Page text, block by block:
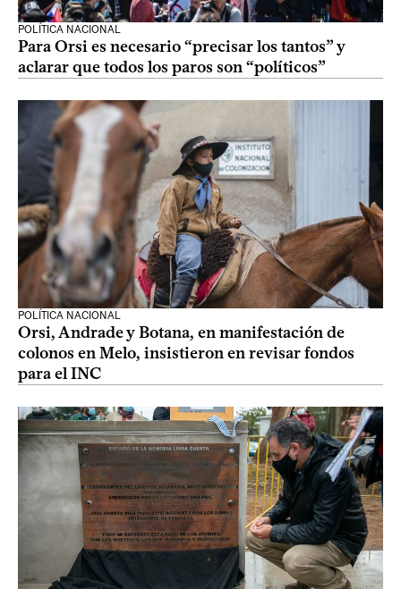
POLÍTICA NACIONAL
Para Orsi es necesario “precisar los tantos” y
aclarar que todos los paros son “políticos”
POLÍTICA NACIONAL
Orsi, Andrade y Botana, en manifestación de
colonos en Melo, insistieron en revisar fondos
para el INC